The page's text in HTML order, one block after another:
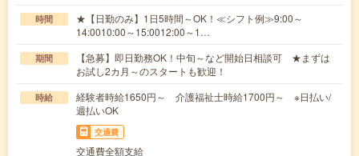
時間
★【日勤のみ】1日5時間～OK！≪シフト例≫9:00～
14:0010:00～15:0012:00～1…
期間
【急募】即日勤務OK！中旬～など開始日相談可 ★まずは
お試し2カ月～のスタートも歓迎！
時給
経験者時給1650円～ 介護福祉士時給1700円～ ※日払い/
週払いOK
交通費
交通費全額支給